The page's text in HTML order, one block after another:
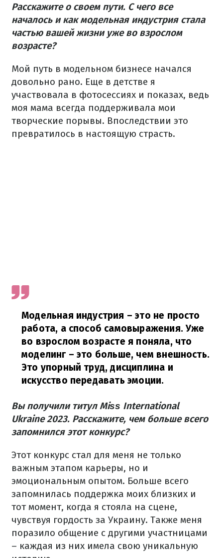
Расскажите о своем пути. С чего все
началось и как модельная индустрия стала
частью вашей жизни уже во взрослом
возрасте?
Мой путь в модельном бизнесе начался
довольно рано. Еще в детстве я
участвовала в фотосессиях и показах, ведь
моя мама всегда поддерживала мои
творческие порывы. Впоследствии это
превратилось в настоящую страсть.
Модельная индустрия – это не просто
работа, а способ самовыражения. Уже
во взрослом возрасте я поняла, что
моделинг – это больше, чем внешность.
Это упорный труд, дисциплина и
искусство передавать эмоции.
Вы получили титул Міѕѕ International
Ukraine 2023. Расскажите, чем больше всего
запомнился этот конкурс?
Этот конкурс стал для меня не только
важным этапом карьеры, но и
эмоциональным опытом. Больше всего
запомнилась поддержка моих близких и
тот момент, когда я стояла на сцене,
чувствуя гордость за Украину. Также меня
поразило общение с другими участницами
– каждая из них имела свою уникальную